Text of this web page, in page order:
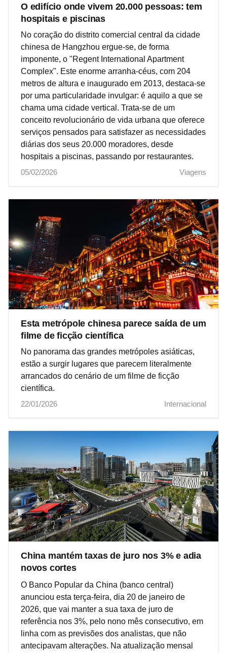
O edifício onde vivem 20.000 pessoas: tem
hospitais e piscinas
No coração do distrito comercial central da cidade
chinesa de Hangzhou ergue-se, de forma
imponente, o "Regent International Apartment
Complex". Este enorme arranha-céus, com 204
metros de altura e inaugurado em 2013, destaca-se
por uma particularidade invulgar: é aquilo a que se
chama uma cidade vertical. Trata-se de um
conceito revolucionário de vida urbana que oferece
serviços pensados para satisfazer as necessidades
diárias dos seus 20.000 moradores, desde
hospitais a piscinas, passando por restaurantes.
05/02/2026
Viagens
Esta metrópole chinesa parece saída de um
filme de ficção científica
No panorama das grandes metrópoles asiáticas,
estão a surgir lugares que parecem literalmente
arrancados do cenário de um filme de ficção
científica.
22/01/2026
Internacional
China mantém taxas de juro nos 3% e adia
novos cortes
O Banco Popular da China (banco central)
anunciou esta terça-feira, dia 20 de janeiro de
2026, que vai manter a sua taxa de juro de
referência nos 3%, pelo nono mês consecutivo, em
linha com as previsões dos analistas, que não
antecipavam alterações. Na atualização mensal